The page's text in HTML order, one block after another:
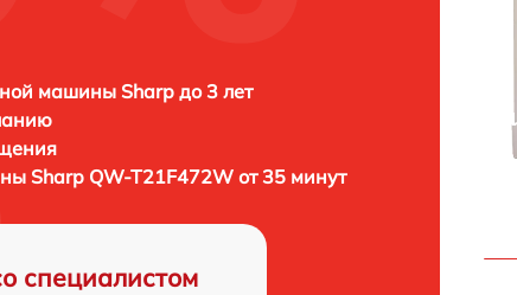
машины Sharp до 3 лет
Sharp QW-T21F472W от 35 минут
специалистом